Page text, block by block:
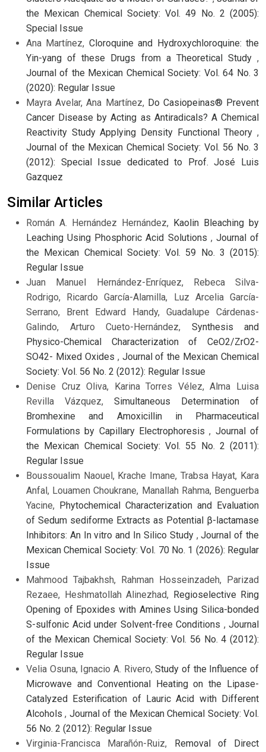
the Mexican Chemical Society: Vol. 49 No. 2 (2005):
Special Issue
Ana Martínez, Cloroquine and Hydroxychloroquine: the
Yin-yang of these Drugs from a Theoretical Study ,
Journal of the Mexican Chemical Society: Vol. 64 No. 3
(2020): Regular Issue
Mayra Avelar, Ana Martínez, Do Casiopeinas® Prevent
Cancer Disease by Acting as Antiradicals? A Chemical
Reactivity Study Applying Density Functional Theory ,
Journal of the Mexican Chemical Society: Vol. 56 No. 3
(2012): Special Issue dedicated to Prof. José Luis
Gazquez
Similar Articles
Román A. Hernández Hernández, Kaolin Bleaching by
Leaching Using Phosphoric Acid Solutions , Journal of
the Mexican Chemical Society: Vol. 59 No. 3 (2015):
Regular Issue
Juan Manuel Hernández-Enríquez, Rebeca Silva-
Rodrigo, Ricardo García-Alamilla, Luz Arcelia García-
Serrano, Brent Edward Handy, Guadalupe Cárdenas-
Galindo, Arturo Cueto-Hernández, Synthesis and
Physico-Chemical Characterization of CeO2/ZrO2-
SO42- Mixed Oxides , Journal of the Mexican Chemical
Society: Vol. 56 No. 2 (2012): Regular Issue
Denise Cruz Oliva, Karina Torres Vélez, Alma Luisa
Revilla Vázquez, Simultaneous Determination of
Bromhexine and Amoxicillin in Pharmaceutical
Formulations by Capillary Electrophoresis, Journal of
the Mexican Chemical Society: Vol. 55 No. 2 (2011):
Regular Issue
Boussoualim Naouel, Krache Imane, Trabsa Hayat, Kara
Anfal, Louamen Choukrane, Manallah Rahma, Benguerba
Yacine, Phytochemical Characterization and Evaluation
of Sedum sediforme Extracts as Potential β-lactamase
Inhibitors: An In vitro and In Silico Study ,Journal of the
Mexican Chemical Society: Vol. 70 No. 1 (2026): Regular
Issue
Mahmood Tajbakhsh, Rahman Hosseinzadeh, Parizad
Rezaee, Heshmatollah Alinezhad, Regioselective Ring
Opening of Epoxides with Amines Using Silica-bonded
S-sulfonic Acid under Solvent-free Conditions , Journal
of the Mexican Chemical Society: Vol. 56 No. 4 (2012):
Regular Issue
Velia Osuna, Ignacio A. Rivero,Study of the Influence of
Microwave and Conventional Heating on the Lipase-
Catalyzed Esterification of Lauric Acid with Different
Alcohols, Journal of the Mexican Chemical Society: Vol.
56 No. 2 (2012): Regular Issue
Virginia-Francisca Marañón-Ruiz, Removal of Direct